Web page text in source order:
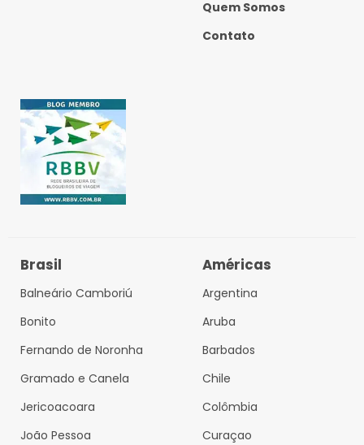
Quem Somos
Contato
Brasil
Balneário Camboriú
Bonito
Fernando de Noronha
Gramado e Canela
Jericoacoara
João Pessoa
Américas
Argentina
Aruba
Barbados
Chile
Colômbia
Curaçao